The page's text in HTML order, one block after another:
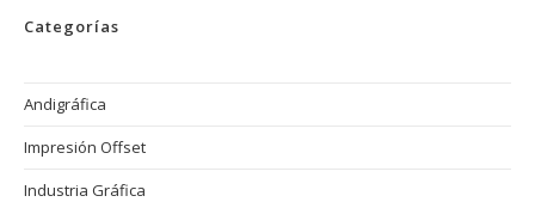
Categorías
Andigráfica
Impresión Offset
Industria Gráfica